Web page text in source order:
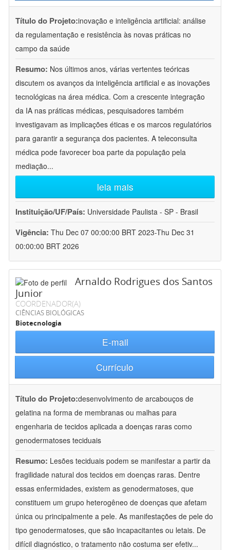
Título do Projeto:inovação e inteligência artificial: análise
da regulamentação e resistência às novas práticas no
campo da saúde
Resumo: Nos últimos anos, várias vertentes teóricas
discutem os avanços da inteligência artificial e as inovações
tecnológicas na área médica. Com a crescente integração
da IA nas práticas médicas, pesquisadores também
investigavam as implicações éticas e os marcos regulatórios
para garantir a segurança dos pacientes. A teleconsulta
médica pode favorecer boa parte da população pela
mediação...
leia mais
Instituição/UF/País: Universidade Paulista - SP - Brasil
Vigência: Thu Dec 07 00:00:00 BRT 2023-Thu Dec 31
00:00:00 BRT 2026
Arnaldo Rodrigues dos Santos
Junior
COORDENADOR(A)
CIÊNCIAS BIOLÓGICAS
Biotecnologia
E-mail
Currículo
Título do Projeto:desenvolvimento de arcabouços de
gelatina na forma de membranas ou malhas para
engenharia de tecidos aplicada a doenças raras como
genodermatoses teciduais
Resumo: Lesões teciduais podem se manifestar a partir da
fragilidade natural dos tecidos em doenças raras. Dentre
essas enfermidades, existem as genodermatoses, que
constituem um grupo heterogêneo de doenças que afetam
única ou principalmente a pele. As manifestações de pele do
tipo genodermatoses, que são incapacitantes ou letais. De
difícil diagnóstico, o tratamento não costuma ser efetiv...